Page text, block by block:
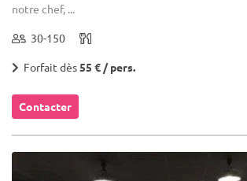
notre chef, ...
30-150
Forfait dès55 € / pers.
Contacter